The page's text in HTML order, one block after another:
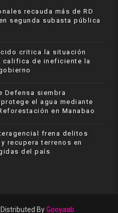
recauda más de RD
segunda subasta pública
critica la situación
califica de ineficiente la
Defensa siembra
el agua mediante
en Manabao
frena delitos
recupera terrenos en
del país
| Distributed ByGooyaab